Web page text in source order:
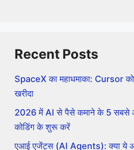
Recent Posts
SpaceX का महाधमाका: Cursor
खरीदा
2026 में AI से पैसे कमाने के 5 सबसे
कोडिंग के शुरू करें
एआई एजेंट्स (AI Agents): क्या ये